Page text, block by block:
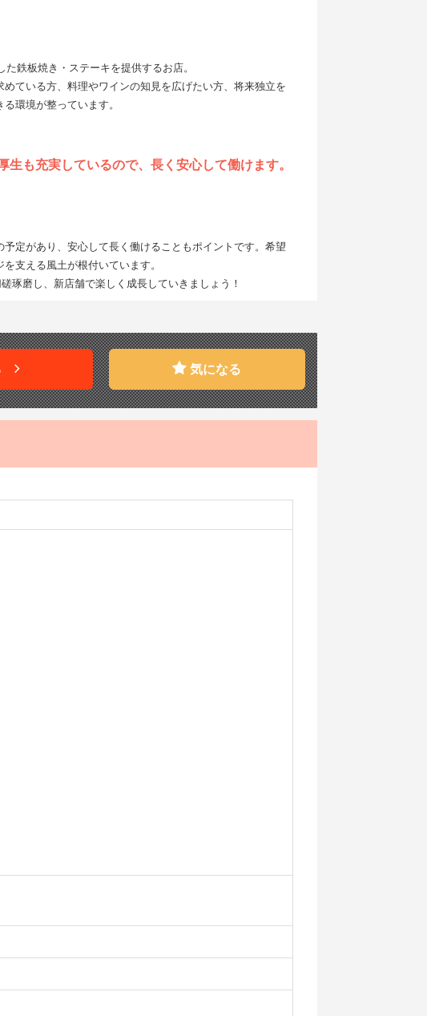
鉄板焼き・ステーキを提供するお店。
ている方、料理やワインの知見を広げたい方、将来独立を
環境が整っています。
も充実しているので、長く安心して働けます。
定があり、安心して長く働けることもポイントです。希望
支える風土が根付いています。
琢磨し、新店舗で楽しく成長していきましょう！
気になる